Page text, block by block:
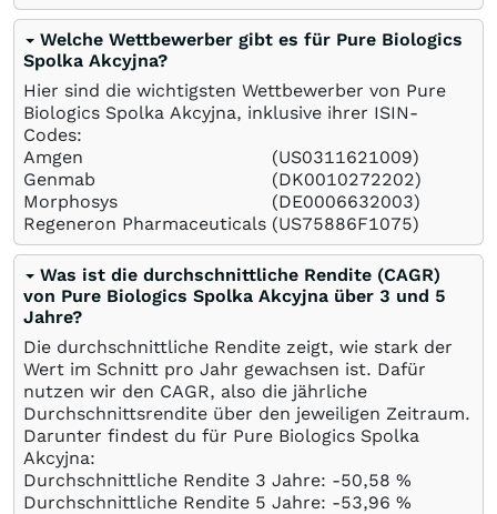
Welche Wettbewerber gibt es für Pure Biologics
Spolka Akcyjna?
Hier sind die wichtigsten Wettbewerber von Pure
Biologics Spolka Akcyjna, inklusive ihrer ISIN-
Codes:
Amgen
(US0311621009)
Genmab
(DK0010272202)
Morphosys
(DE0006632003)
Regeneron Pharmaceuticals (US75886F1075)
Was ist die durchschnittliche Rendite (CAGR)
von Pure Biologics Spolka Akcyjna über 3 und 5
Jahre?
Die durchschnittliche Rendite zeigt, wie stark der
Wert im Schnitt pro Jahr gewachsen ist. Dafür
nutzen wir den CAGR, also die jährliche
Durchschnittsrendite über den jeweiligen Zeitraum.
Darunter findest du für Pure Biologics Spolka
Akcyjna:
Durchschnittliche Rendite 3 Jahre: -50,58 %
Durchschnittliche Rendite 5 Jahre: -53,96 %